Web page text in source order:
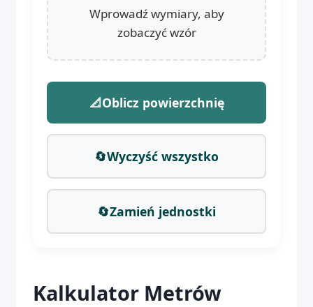
Wprowadź wymiary, aby
zobaczyć wzór
📐Oblicz powierzchnię
🔄Wyczyść wszystko
🔄Zamień jednostki
Kalkulator Metrów